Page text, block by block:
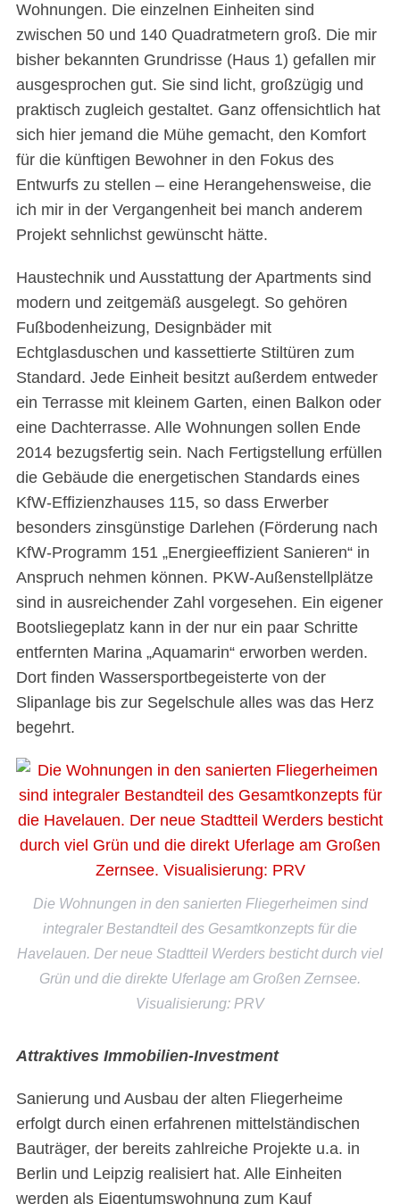
Wohnungen. Die einzelnen Einheiten sind
zwischen 50 und 140 Quadratmetern groß. Die mir
bisher bekannten Grundrisse (Haus 1) gefallen mir
ausgesprochen gut. Sie sind licht, großzügig und
praktisch zugleich gestaltet. Ganz offensichtlich hat
sich hier jemand die Mühe gemacht, den Komfort
für die künftigen Bewohner in den Fokus des
Entwurfs zu stellen – eine Herangehensweise, die
ich mir in der Vergangenheit bei manch anderem
Projekt sehnlichst gewünscht hätte.
Haustechnik und Ausstattung der Apartments sind
modern und zeitgemäß ausgelegt. So gehören
Fußbodenheizung, Designbäder mit
Echtglasduschen und kassettierte Stiltüren zum
Standard. Jede Einheit besitzt außerdem entweder
ein Terrasse mit kleinem Garten, einen Balkon oder
eine Dachterrasse. Alle Wohnungen sollen Ende
2014 bezugsfertig sein. Nach Fertigstellung erfüllen
die Gebäude die energetischen Standards eines
KfW-Effizienzhauses 115, so dass Erwerber
besonders zinsgünstige Darlehen (Förderung nach
KfW-Programm 151 „Energieeffizient Sanieren“ in
Anspruch nehmen können. PKW-Außenstellplätze
sind in ausreichender Zahl vorgesehen. Ein eigener
Bootsliegeplatz kann in der nur ein paar Schritte
entfernten Marina „Aquamarin“ erworben werden.
Dort finden Wassersportbegeisterte von der
Slipanlage bis zur Segelschule alles was das Herz
begehrt.
Die Wohnungen in den sanierten Fliegerheimen sind
integraler Bestandteil des Gesamtkonzepts für die
Havelauen. Der neue Stadtteil Werders besticht durch viel
Grün und die direkte Uferlage am Großen Zernsee.
Visualisierung: PRV
Attraktives Immobilien-Investment
Sanierung und Ausbau der alten Fliegerheime
erfolgt durch einen erfahrenen mittelständischen
Bauträger, der bereits zahlreiche Projekte u.a. in
Berlin und Leipzig realisiert hat. Alle Einheiten
werden als Eigentumswohnung zum Kauf